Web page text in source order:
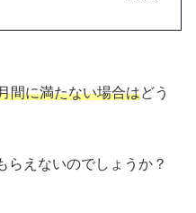
間に満たない場合はどう
らえないのでしょうか？